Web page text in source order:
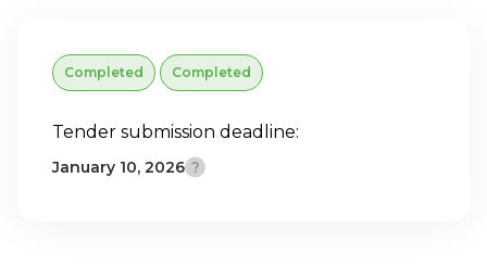
Completed Completed
Tender submission deadline:
January 10, 2026